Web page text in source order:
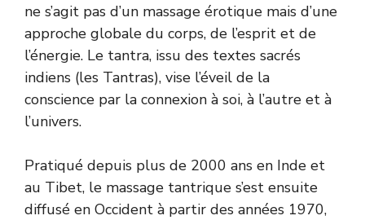
ne s’agit pas d’un massage érotique mais d’une
approche globale du corps, de l’esprit et de
l’énergie. Le tantra, issu des textes sacrés
indiens (les Tantras), vise l’éveil de la
conscience par la connexion à soi, à l’autre et à
l’univers.
Pratiqué depuis plus de 2000 ans en Inde et
au Tibet, le massage tantrique s’est ensuite
diffusé en Occident à partir des années 1970,